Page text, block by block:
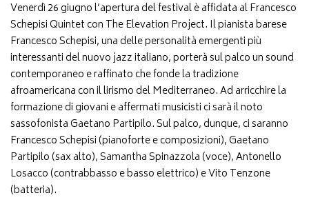
Venerdì 26 giugno l’apertura del festival è affidata al Francesco
Schepisi Quintet con The Elevation Project. Il pianista barese
Francesco Schepisi, una delle personalità emergenti più
interessanti del nuovo jazz italiano, porterà sul palco un sound
contemporaneo e raffinato che fonde la tradizione
afroamericana con il lirismo del Mediterraneo. Ad arricchire la
formazione di giovani e affermati musicisti ci sarà il noto
sassofonista Gaetano Partipilo. Sul palco, dunque, ci saranno
Francesco Schepisi (pianoforte e composizioni), Gaetano
Partipilo (sax alto), Samantha Spinazzola (voce), Antonello
Losacco (contrabbasso e basso elettrico) e Vito Tenzone
(batteria).